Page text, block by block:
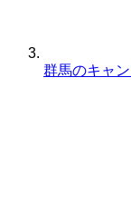
群馬のキャ